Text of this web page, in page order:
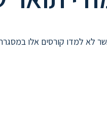
לא למדו קורסים אלו